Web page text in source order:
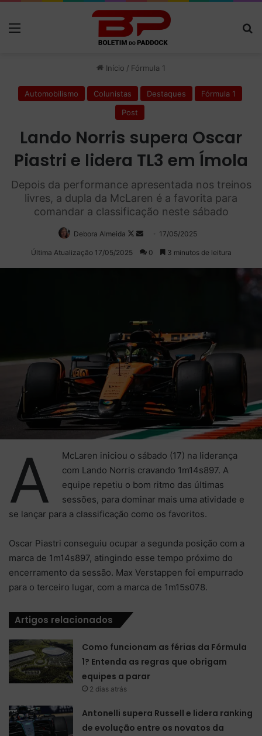
Início / Fórmula 1
Automobilismo Colunistas Destaques
Fórmula 1
Post
Lando Norris supera Oscar
Piastri e lidera TL3 em Ímola
Depois da performance apresentada nos treinos
livres, a dupla da McLaren é a favorita para
comandar a classificação neste sábado
Debora Almeida
Follow
on
Mande
um
17/05/2025
Última Atualização 17/05/2025 0 3 minutos de leitura
A
McLaren iniciou o sábado (17) na liderança
com Lando Norris cravando 1m14s897. A
equipe repetiu o bom ritmo das últimas
sessões, para dominar mais uma atividade e
se lançar para a classificação como os favoritos.
Oscar Piastri conseguiu ocupar a segunda posição com a
marca de 1m14s897, atingindo esse tempo próximo do
encerramento da sessão. Max Verstappen foi empurrado
para o terceiro lugar, com a marca de 1m15s078.
Artigos relacionados
Como funcionam as férias da Fórmula
1? Entenda as regras que obrigam
equipes a parar
2 dias atrás
Antonelli supera Russell e lidera ranking
de evolução entre os novatos da